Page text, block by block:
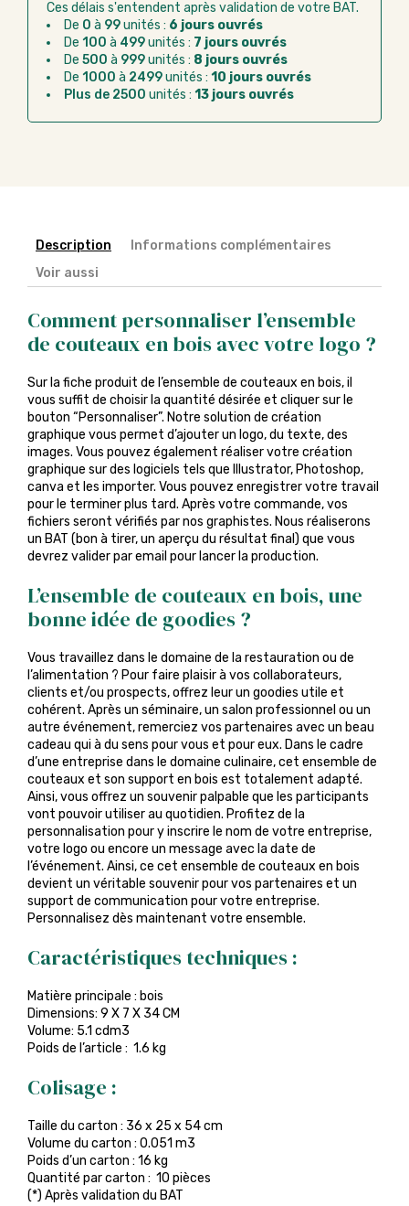
Virement bancaire :règlement sur facture
après la commande
Chorus Pro :règlement par mandat
administratif après la commande
Ces délais s'entendent après validation de votre BAT.
De 0 à 99unités : 6 jours ouvrés
De 100 à 499unités : 7 jours ouvrés
De 500 à 999unités : 8 jours ouvrés
De 1000 à 2499unités : 10 jours ouvrés
Plus de 2500 unités : 13 jours ouvrés
Description
Informations complémentaires
Voir aussi
Comment personnaliser l’ensemble
de couteaux en bois avec votre logo ?
Sur la fiche produit de l’ensemble de couteaux en bois, il
vous suffit de choisir la quantité désirée et cliquer sur le
bouton “Personnaliser”. Notre solution de création
graphique vous permet d’ajouter un logo, du texte, des
images. Vous pouvez également réaliser votre création
graphique sur des logiciels tels que Illustrator, Photoshop,
canva et les importer. Vous pouvez enregistrer votre travail
pour le terminer plus tard. Après votre commande, vos
fichiers seront vérifiés par nos graphistes. Nous réaliserons
un BAT (bon à tirer, un aperçu du résultat final) que vous
devrez valider par email pour lancer la production.
L’ensemble de couteaux en bois, une
bonne idée de goodies ?
Vous travaillez dans le domaine de la restauration ou de
l’alimentation ? Pour faire plaisir à vos collaborateurs,
clients et/ou prospects, offrez leur un goodies utile et
cohérent. Après un séminaire, un salon professionnel ou un
autre événement, remerciez vos partenaires avec un beau
cadeau qui à du sens pour vous et pour eux. Dans le cadre
d’une entreprise dans le domaine culinaire, cet ensemble de
couteaux et son support en bois est totalement adapté.
Ainsi, vous offrez un souvenir palpable que les participants
vont pouvoir utiliser au quotidien. Profitez de la
personnalisation pour y inscrire le nom de votre entreprise,
votre logo ou encore un message avec la date de
l’événement. Ainsi, ce cet ensemble de couteaux en bois
devient un véritable souvenir pour vos partenaires et un
support de communication pour votre entreprise.
Personnalisez dès maintenant votre ensemble.
Caractéristiques techniques :
Matière principale : bois
Dimensions: 9 X 7 X 34 CM
Volume: 5.1 cdm3
Poids de l’article : 1.6 kg
Colisage :
Taille du carton : 36 x 25 x 54 cm
Volume du carton : 0.051 m3
Poids d’un carton : 16 kg
Quantité par carton : 10 pièces
(*) Après validation du BAT